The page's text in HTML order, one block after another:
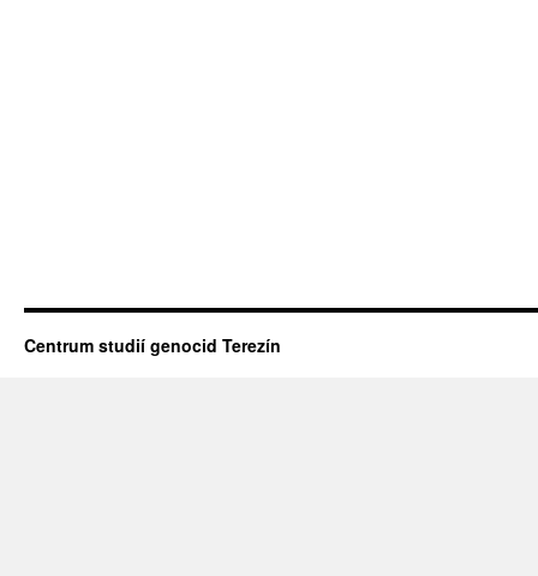
Centrum studií genocid Terezín